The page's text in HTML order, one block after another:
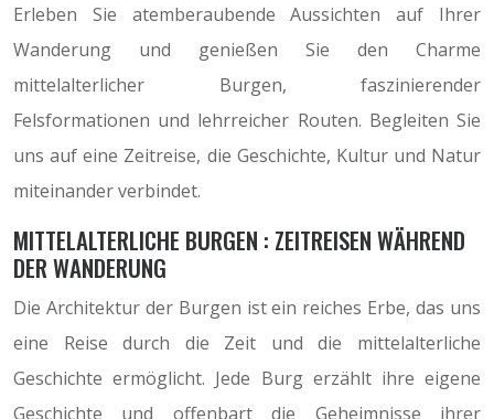
Erleben Sie atemberaubende Aussichten auf Ihrer
Wanderung und genießen Sie den Charme
mittelalterlicher Burgen, faszinierender
Felsformationen und lehrreicher Routen. Begleiten Sie
uns auf eine Zeitreise, die Geschichte, Kultur und Natur
miteinander verbindet.
MITTELALTERLICHE BURGEN : ZEITREISEN WÄHREND
DER WANDERUNG
Die Architektur der Burgen ist ein reiches Erbe, das uns
eine Reise durch die Zeit und die mittelalterliche
Geschichte ermöglicht. Jede Burg erzählt ihre eigene
Geschichte und offenbart die Geheimnisse ihrer